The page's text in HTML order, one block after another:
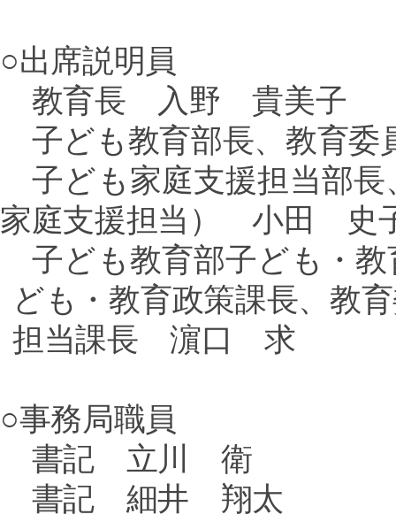
○出席説明員
教育長 入野 貴美子
子ども教育部長、教育
子ども家庭支援担当部長
家庭支援担当） 小田 史
子ども教育部子ども・教
ども・教育政策課長、教
担当課長 濵口 求
○事務局職員
書記 立川 衛
書記 細井 翔太